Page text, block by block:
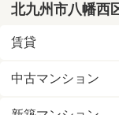
北九州市八幡西
賃貸
中古マンション